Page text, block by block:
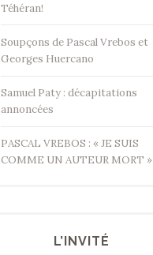
Téhéran!
Soupçons de Pascal Vrebos et
Georges Huercano
Samuel Paty : décapitations
annoncées
PASCAL VREBOS : « JE SUIS
COMME UN AUTEUR MORT »
L’INVITÉ